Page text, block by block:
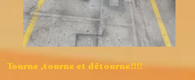
Tourne ,tourne et détourne!!!!